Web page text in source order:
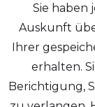
Sie haben
Auskunft
Ihrer
erhalten.
Berichtigung,